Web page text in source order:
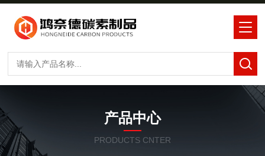
产品中心
PRODUCTS CNTER